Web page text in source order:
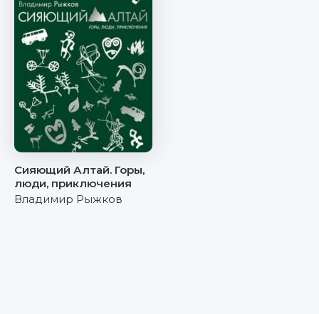
Сияющий Алтай. Горы,
люди, приключения
Владимир Рыжков